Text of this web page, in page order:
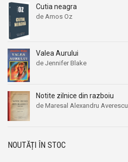
Cutia neagra
de Amos Oz
Valea Aurului
de Jennifer Blake
Notite zilnice din razboiu
de Maresal Alexandru Averescu
NOUTĂȚI ÎN STOC